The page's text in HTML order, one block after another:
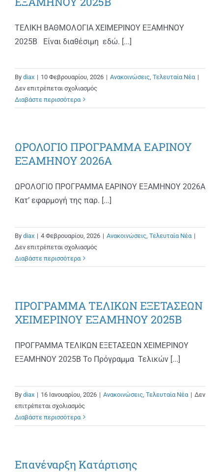
ΑΝΑΚΟΙΝΩΣΕΙΣ
ΠΡΑΚΤΙΚΗ ΑΣΚΗΣΗ
ΕΠΙΚΟΙΝΩΝΙΑ
ΤΕΛΙΚΗ ΒΑΘΜΟΛΟΓΙΑ ΧΕΙΜΕΡΙΝΟΥ ΕΞΑΜΗΝΟΥ
2025Β Είναι διαθέσιμη εδώ. [...]
By diax | 10 Φεβρουαρίου, 2026 | Ανακοινώσεις Τελευταία Νέα |
Δεν επιτρέπεται σχολιασμόςστο
ΒΑΘΜΟΛΟΓΙΑ
2025Β
Διαβάστε περισσότερα
ΩΡΟΛΟΓΙΟ ΠΡΟΓΡΑΜΜΑ ΕΑΡΙΝΟΥ
ΕΞΑΜΗΝΟΥ 2026Α
ΩΡΟΛΟΓΙΟ ΠΡΟΓΡΑΜΜΑ ΕΑΡΙΝΟΥ ΕΞΑΜΗΝΟΥ 2026Α
Κατ’ εφαρμογή της παρ. [...]
By diax | 4 Φεβρουαρίου, 2026 | Ανακοινώσεις Τελευταία Νέα |
Δεν επιτρέπεται σχολιασμόςστο
ΠΡΟΓΡΑΜΜΑ
2026Α
Διαβάστε περισσότερα
ΠΡΟΓΡΑΜΜΑ ΤΕΛΙΚΩΝ ΕΞΕΤΑΣΕΩΝ
ΧΕΙΜΕΡΙΝΟΥ ΕΞΑΜΗΝΟΥ 2025Β
ΠΡΟΓΡΑΜΜΑ ΤΕΛΙΚΩΝ ΕΞΕΤΑΣΕΩΝ ΧΕΙΜΕΡΙΝΟΥ
ΕΞΑΜΗΝΟΥ 2025Β Το Πρόγραμμα Τελικών [...]
By diax | 16 Ιανουαρίου, 2026 | Ανακοινώσεις Τελευταία Νέα | Δεν
επιτρέπεται σχολιασμόςστο
ΠΡΟΓΡΑΜΜΑ
ΤΕΛΙΚΩΝ
ΕΞΑΜΗΝΟΥ
Διαβάστε περισσότερα
Επανέναρξη Κατάρτισης